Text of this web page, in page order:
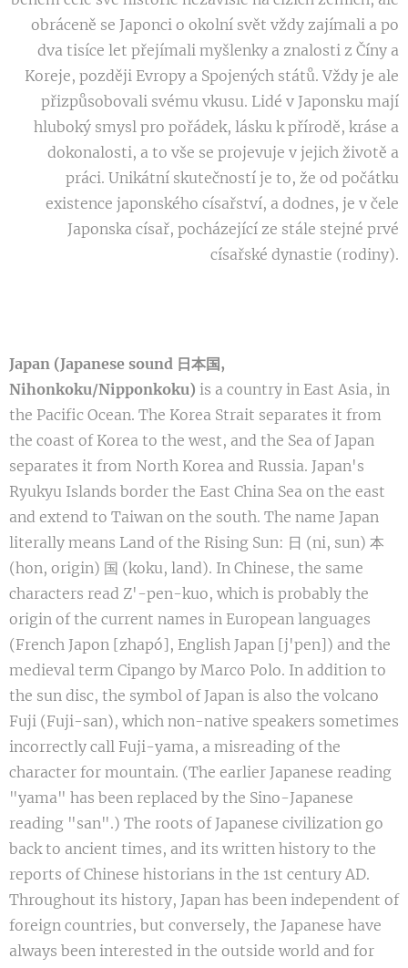
obráceně se Japonci o okolní svět vždy zajímali a po
dva tisíce let přejímali myšlenky a znalosti z Číny a
Koreje, později Evropy a Spojených států. Vždy je ale
přizpůsobovali svému vkusu. Lidé v Japonsku mají
hluboký smysl pro pořádek, lásku k přírodě, kráse a
dokonalosti, a to vše se projevuje v jejich životě a
práci. Unikátní skutečností je to, že od počátku
existence japonského císařství, a dodnes, je v čele
Japonska císař, pocházející ze stále stejné prvé
císařské dynastie (rodiny).
Japan (Japanese sound 日本国,
Nihonkoku/Nipponkoku) is a country in East Asia, in
the Pacific Ocean. The Korea Strait separates it from
the coast of Korea to the west, and the Sea of Japan
separates it from North Korea and Russia. Japan's
Ryukyu Islands border the East China Sea on the east
and extend to Taiwan on the south. The name Japan
literally means Land of the Rising Sun: 日 (ni, sun) 本
(hon, origin) 国 (koku, land). In Chinese, the same
characters read Z'-pen-kuo, which is probably the
origin of the current names in European languages
(French Japon [zhapó], English Japan [j'pen]) and the
medieval term Cipango by Marco Polo. In addition to
the sun disc, the symbol of Japan is also the volcano
Fuji (Fuji-san), which non-native speakers sometimes
incorrectly call Fuji-yama, a misreading of the
character for mountain. (The earlier Japanese reading
"yama" has been replaced by the Sino-Japanese
reading "san".) The roots of Japanese civilization go
back to ancient times, and its written history to the
reports of Chinese historians in the 1st century AD.
Throughout its history, Japan has been independent of
foreign countries, but conversely, the Japanese have
always been interested in the outside world and for